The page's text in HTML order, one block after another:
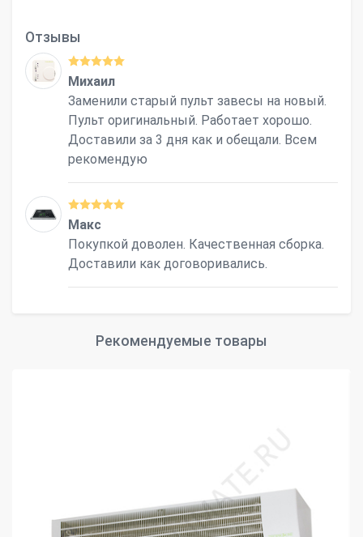
Отзывы
Михаил
Заменили старый пульт завесы на новый.
Пульт оригинальный. Работает хорошо.
Доставили за 3 дня как и обещали. Всем
рекомендую
Макс
Покупкой доволен. Качественная сборка.
Доставили как договоривались.
Рекомендуемые товары